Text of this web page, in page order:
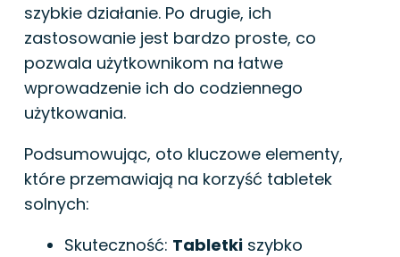
szybkie działanie. Po drugie, ich
zastosowanie jest bardzo proste, co
pozwala użytkownikom na łatwe
wprowadzenie ich do codziennego
użytkowania.
Podsumowując, oto kluczowe elementy,
które przemawiają na korzyść tabletek
solnych:
Skuteczność: Tabletki szybko